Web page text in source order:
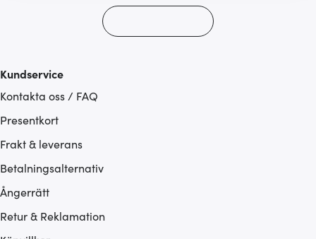
som du vill dela med dig av.
Kundservice
Kontakta oss / FAQ
Presentkort
Frakt & leverans
Betalningsalternativ
Ångerrätt
Retur & Reklamation